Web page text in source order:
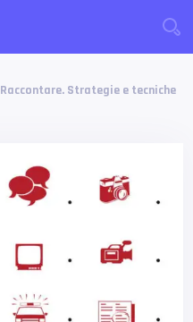
Raccontare. Strategie e tecniche